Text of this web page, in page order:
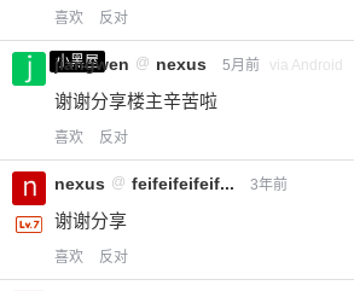
喜欢 反对
小黑屋
jiangwen @ nexus 5月前 via Android
谢谢分享楼主辛苦啦
喜欢 反对
nexus @ feifeifeifeif... 3年前
谢谢分享
喜欢 反对
您没有权限发布内容，请购买会员
限。